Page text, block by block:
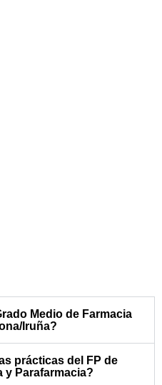
Medio de Farmacia
Iruña?
prácticas del FP de
y Parafarmacia?​